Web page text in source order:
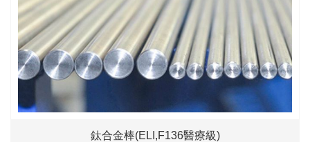
鈦合金棒(ELI,F136醫療級)